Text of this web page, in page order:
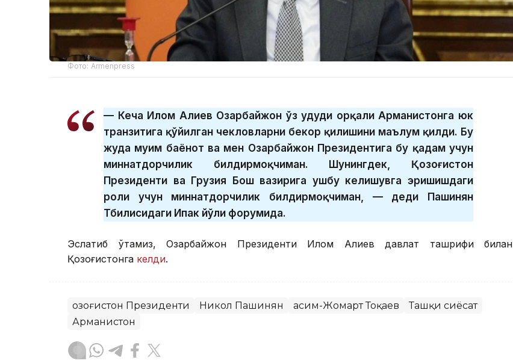
Фото: Armenpress
— Кеча Илҳом Алиев Озарбайжон ўз ҳудуди орқали Арманистонга юк
транзитига қўйилган чекловларни бекор қилишини маълум қилди. Бу
жуда муҳим баёнот ва мен Озарбайжон Президентига бу қадам учун
миннатдорчилик билдирмоқчиман. Шунингдек, Қозоғистон
Президенти ва Грузия Бош вазирига ушбу келишувга эришишдаги
роли учун миннатдорчилик билдирмоқчиман, — деди Пашинян
Тбилисидаги Ипак йўли форумида.
Эслатиб ўтамиз, Озарбайжон Президенти Илҳом Алиев давлат ташрифи билан
Қозоғистонга келди.
Қозоғистон Президенти Никол Пашинян Қасим-Жомарт Тоқаев
Ташқи сиёсат
Арманистон